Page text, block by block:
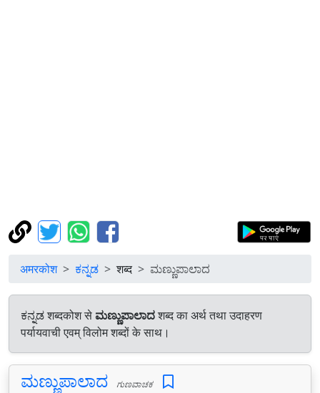
अमरकोश ಕನ್ನಡ शब्द ಮಣ್ಣುಪಾಲಾದ
ಕನ್ನಡ शब्दकोश से ಮಣ್ಣುಪಾಲಾದशब्द का अर्थ तथा उदाहरण
पर्यायवाची एवम् विलोम शब्दों के साथ।
ಮಣ್ಣುಪಾಲಾದ ಗುಣವಾಚಕ